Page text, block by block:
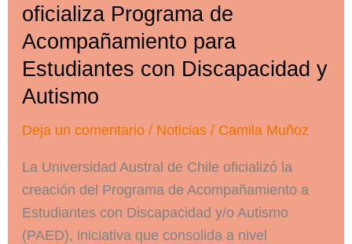
oficializa Programa de
Acompañamiento para
Estudiantes con Discapacidad y
Autismo
Deja un comentario / Noticias / Camila Muñoz
La Universidad Austral de Chile oficializó la
creación del Programa de Acompañamiento a
Estudiantes con Discapacidad y/o Autismo
(PAED), iniciativa que consolida a nivel